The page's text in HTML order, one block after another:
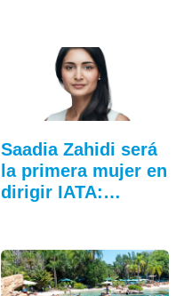
Saadia Zahidi será
la primera mujer en
dirigir IATA:…